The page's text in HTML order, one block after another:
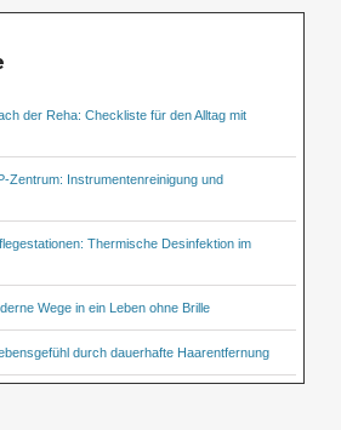
der Reha: Checkliste für den Alltag mit
Zentrum: Instrumentenreinigung und
Thermische Desinfektion im
Wege in ein Leben ohne Brille
durch dauerhafte Haarentfernung